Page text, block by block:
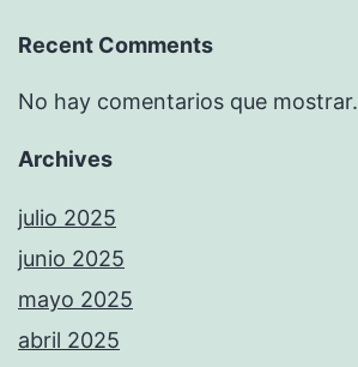
Recent Comments
No hay comentarios que mostrar.
Archives
julio 2025
junio 2025
mayo 2025
abril 2025